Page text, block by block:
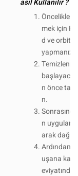
asıl Kullanılır ?
Öncelikle
mek için
d ve
n önce
n.
n
arak
Ardından
uşana